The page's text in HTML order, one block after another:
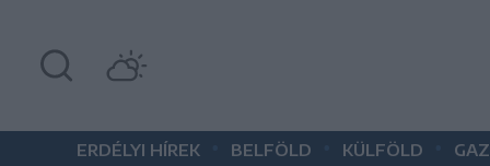
ERDÉLYI HÍREK BELFÖLD KÜLFÖLD